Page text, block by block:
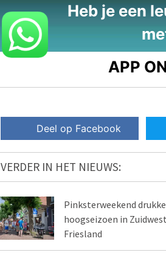
Heb je een
APP
Deel op Facebook
VERDER IN HET NIEUWS:
Pinksterweekend
hoogseizoen in Zuidwest
Friesland